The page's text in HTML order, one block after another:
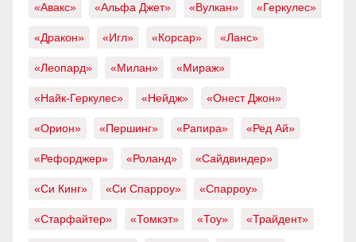
«Авакс» «Альфа Джет» «Вулкан» «Геркулес»
«Дракон» «Игл» «Корсар» «Ланс»
«Леопард» «Милан» «Мираж»
«Найк-Геркулес» «Нейдж» «Онест Джон»
«Орион» «Першинг» «Рапира» «Ред Ай»
«Рефорджер» «Роланд» «Сайдвиндер»
«Си Кинг» «Си Спарроу» «Спарроу»
«Старфайтер» «Томкэт» «Тоу» «Трайдент»